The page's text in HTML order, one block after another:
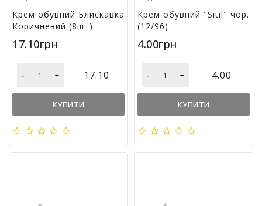
м
у
р
л
я
г
Крем обувний Блискавка
Коричневий (8шт)
17.10грн
- + 17.10
КУПИТИ
Крем обувний "Sitil" чор.
(12/96)
4.00грн
- + 4.00
КУПИТИ